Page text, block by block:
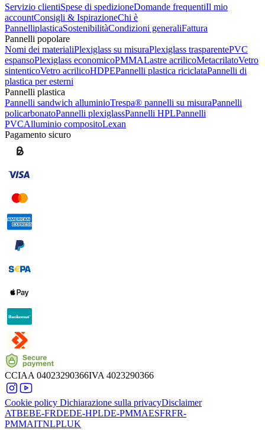
Servizio clientiSpese di spedizioneDomande frequentiIl mio
accountConsigli & IspirazioneChi è
PannelliplasticaSostenibilitàCondizioni generaliFattura
Pannelli popolare
Nomi dei materialiPlexiglass su misuraPlexiglass trasparentePVC
espansoPlexiglass economicoPMMALastre acrilicoMetacrilatoVetro
sintenticoVetro acrilicoHDPEPannelli plastica riciclataPannelli di
plastica per esterni
Pannelli plastica
Pannelli sandwich alluminioTrespa® pannelli su misuraPannelli
policarbonatoPannelli plexiglassPannelli HPLPannelli
PVCAlluminio compositoLexan
Pagamento sicuro
CCIAA 04023290366IVA 4023290366
Cookie policy Dichiarazione sulla privacyDisclaimer
ATBEBE-FRDEDE-HPLDE-PMMAESFRFR-
PMMAITNLPLUK